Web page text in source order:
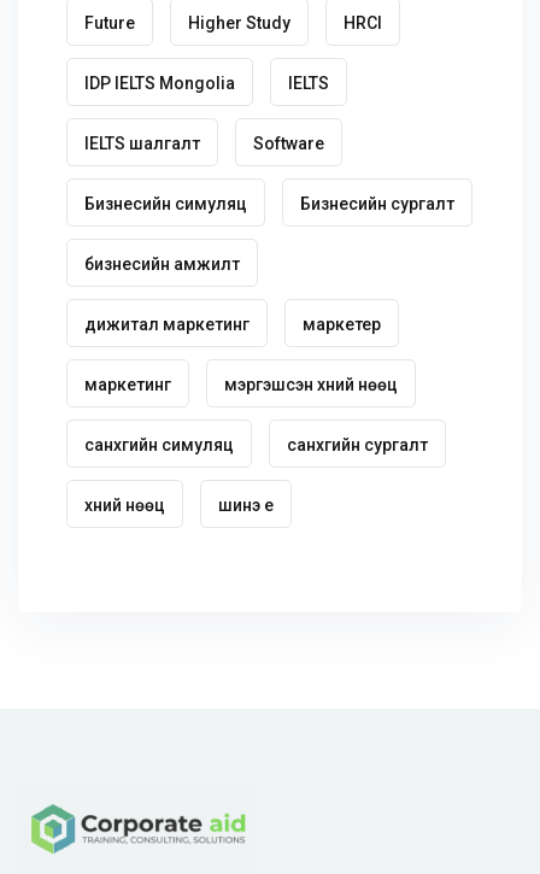
Future Higher Study HRCI
IDP IELTS Mongolia IELTS
IELTS шалгалт Software
Бизнесийн симуляц Бизнесийн сургалт
бизнесийн амжилт
дижитал маркетинг маркетер
маркетинг мэргэшсэн хүний нөөц
санхүүгийн симуляц санхүүгийн сургалт
хүний нөөц шинэ үе